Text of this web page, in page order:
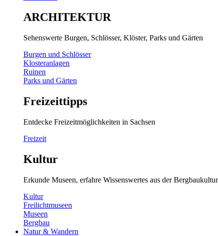
ARCHITEKTUR
Sehenswerte Burgen, Schlösser, Klöster, Parks und Gärten
Burgen und Schlösser
Klosteranlagen
Ruinen
Parks und Gärten
Freizeittipps
Entdecke Freizeitmöglichkeiten in Sachsen
Freizeit
Kultur
Erkunde Museen, erfahre Wissenswertes aus der
Kultur
Freilichtmuseen
Museen
Bergbau
Natur & Wandern